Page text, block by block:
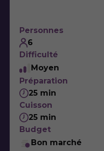
Personnes
6
Difficulté
Moyen
Préparation
25 min
Cuisson
25 min
Budget
Bon marché